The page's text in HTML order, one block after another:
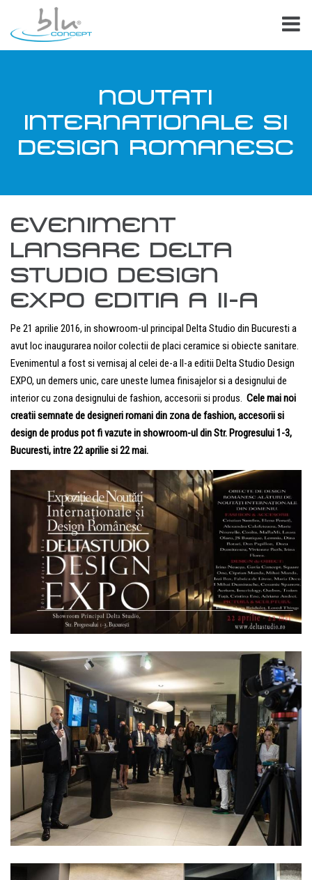
NOUTATI
INTERNATIONALE SI
DESIGN ROMANESC
EVENIMENT
LANSARE DELTA
STUDIO DESIGN
EXPO EDITIA A II-A
Pe 21 aprilie 2016, in showroom-ul principal Delta Studio din Bucuresti a
avut loc inaugurarea noilor colectii de placi ceramice si obiecte sanitare.
Evenimentul a fost si vernisaj al celei de-a II-a editii Delta Studio Design
EXPO, un demers unic, care uneste lumea finisajelor si a designului de
interior cu zona designului de fashion, accesorii si produs. Cele mai noi
creatii semnate de designeri romani din zona de fashion, accesorii si
design de produs pot fi vazute in showroom-ul din Str. Progresului 1-3,
Bucuresti, intre 22 aprilie si 22 mai.